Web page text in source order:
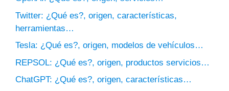
Twitter: ¿Qué es?, origen, características,
herramientas…
Tesla: ¿Qué es?, origen, modelos de vehículos…
REPSOL: ¿Qué es?, origen, productos servicios…
ChatGPT: ¿Qué es?, origen, características…